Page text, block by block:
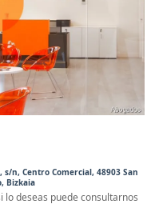
n, Centro Comercial, 48903 San
Bizkaia
deseas puede consultarnos